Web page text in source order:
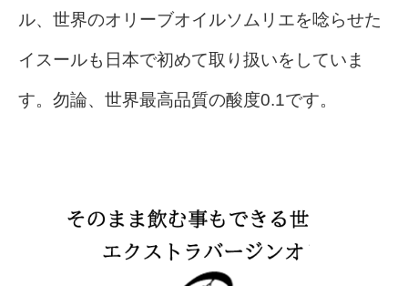
ル、世界のオリーブオイルソムリエを唸らせた
イスールも日本で初めて取り扱いをしていま
す。勿論、世界最高品質の酸度0.1です。